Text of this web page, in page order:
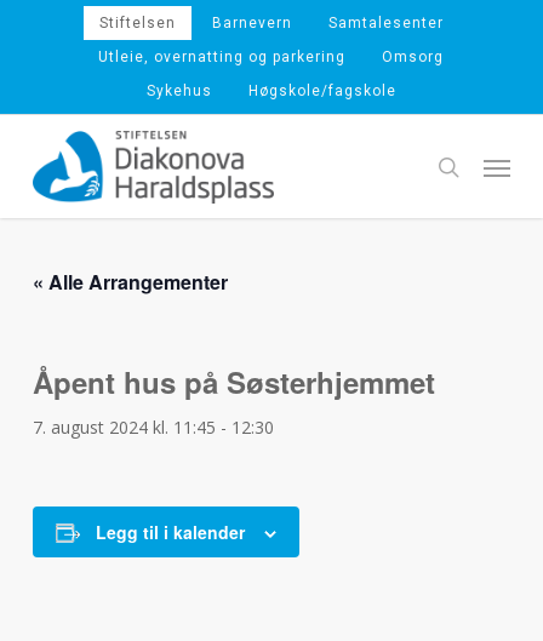
content
Stiftelsen Barnevern
Samtalesenter
Utleie, overnatting og parkering
Omsorg
Sykehus
Høgskole/fagskole
search
Menu
« Alle Arrangementer
Åpent hus på Søsterhjemmet
7. august 2024 kl. 11:45 - 12:30
Legg til i kalender